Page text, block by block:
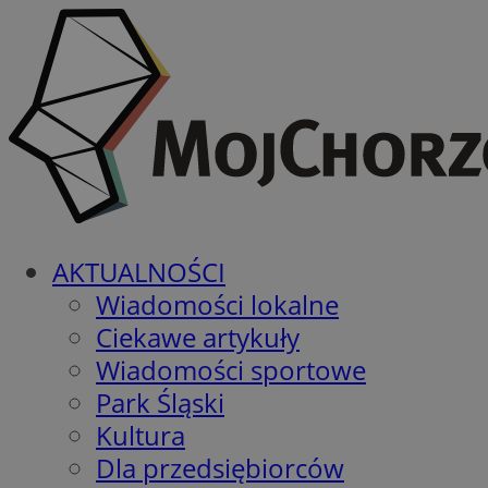
AKTUALNOŚCI
Wiadomości lokalne
Ciekawe artykuły
Wiadomości sportowe
Park Śląski
Kultura
Dla przedsiębiorców